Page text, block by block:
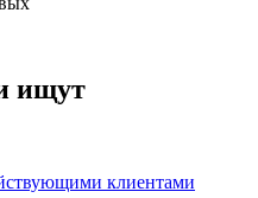
ищут
клиентами